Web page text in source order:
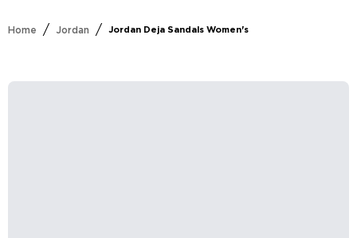
Home / Jordan / Jordan Deja Sandals Women's